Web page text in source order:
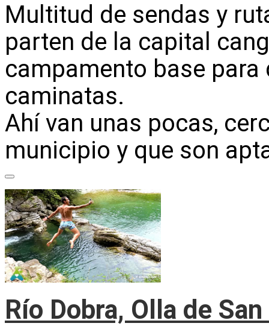
Multitud de sendas y
parten de la capital
campamento base
caminatas.
Ahí van unas pocas,
municipio y que son
Río Dobra, Olla de